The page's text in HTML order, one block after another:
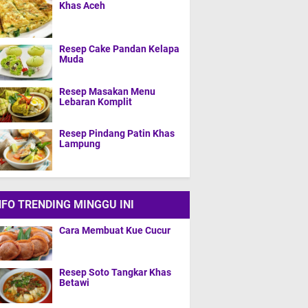
Khas Aceh
Resep Cake Pandan Kelapa
Muda
Resep Masakan Menu
Lebaran Komplit
Resep Pindang Patin Khas
Lampung
TRENDING MINGGU INI
Cara Membuat Kue Cucur
Resep Soto Tangkar Khas
Betawi